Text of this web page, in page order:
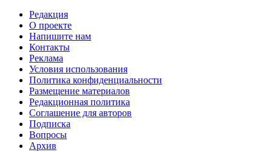
Редакция
О проекте
Напишите нам
Контакты
Реклама
Условия использования
Политика конфиденциальности
Размещение материалов
Редакционная политика
Соглашение для авторов
Подписка
Вопросы
Архив